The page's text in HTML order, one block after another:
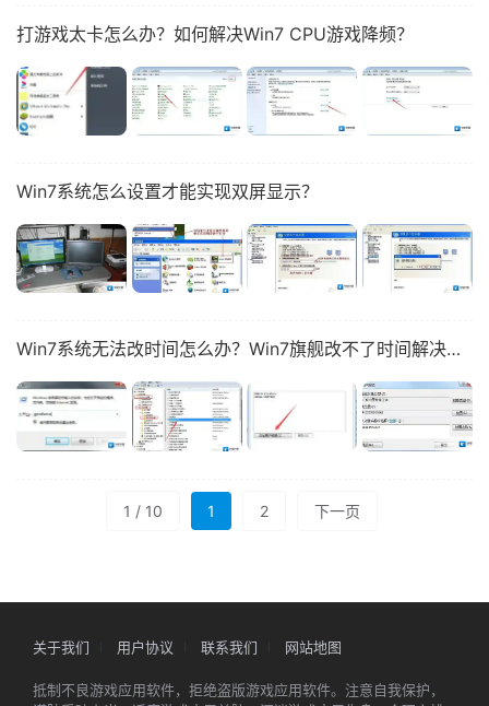
打游戏太卡怎么办？如何解决Win7 CPU游戏降频？
Win7系统怎么设置才能实现双屏显示？
Win7系统无法改时间怎么办？Win7旗舰改不了时间解决方法
1 / 10 1 2 下一页
关于我们 用户协议 联系我们 网站地图
抵制不良游戏应用软件，拒绝盗版游戏应用软件。注意自我保护，